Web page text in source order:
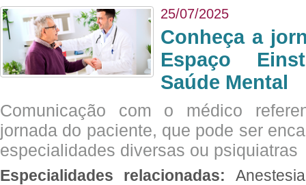
25/07/2025
Conheça a
Espaço
Saúde Mental
Comunicação com o médico
jornada do paciente, que pode ser
especialidades diversas ou psiquiatras
Especialidades relacionadas: